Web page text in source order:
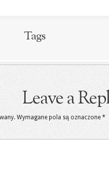
Tags
Leave a
Wymagane pola są oznaczone *